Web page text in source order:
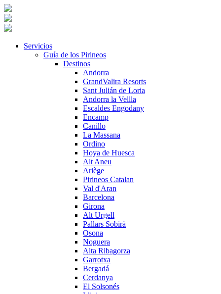
Servicios
Guía de los Pirineos
Destinos
Andorra
GrandValira Resorts
Sant Julián de Loria
Andorra la Vellla
Escaldes Engodany
Encamp
Canillo
La Massana
Ordino
Hoya de Huesca
Alt Aneu
Ariège
Pirineos Catalan
Val d'Aran
Barcelona
Girona
Alt Urgell
Pallars Sobirà
Osona
Noguera
Alta Ribagorza
Garrotxa
Bergadá
Cerdanya
El Solsonés